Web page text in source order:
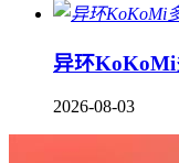
异环KoKoMi
2026-08-03